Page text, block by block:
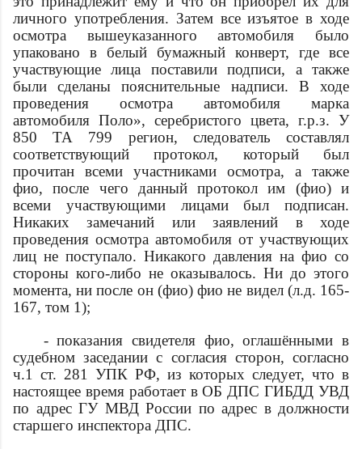
личного употребления. Затем все изъятое в ходе
осмотра вышеуказанного автомобиля было
упаковано в белый бумажный конверт, где все
участвующие лица поставили подписи, а также
были сделаны пояснительные надписи. В ходе
проведения осмотра автомобиля марка
автомобиля Поло», серебристого цвета, г.р.з. У
850 ТА 799 регион, следователь составлял
соответствующий протокол, который был
прочитан всеми участниками осмотра, а также
фио, после чего данный протокол им (фио) и
всеми участвующими лицами был подписан.
Никаких замечаний или заявлений в ходе
проведения осмотра автомобиля от участвующих
лиц не поступало. Никакого давления на фио со
стороны кого-либо не оказывалось. Ни до этого
момента, ни после он (фио)фио не видел (л.д. 165-
167, том 1);
- показания свидетеля фио, оглашёнными в
судебном заседании с согласия сторон, согласно
ч.1 ст. 281 УПК РФ, из которых следует, что в
настоящее время работает в ОБ ДПС ГИБДД УВД
по адресГУ МВД России по адрес в должности
старшего инспектора ДПС.